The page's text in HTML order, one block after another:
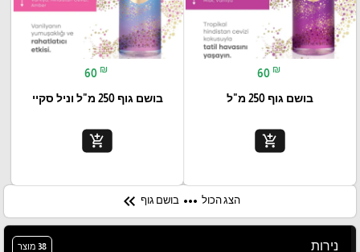
60 ₪
בושם גוף 250 מ"ל
add_shopping_cart
60 ₪
בושם גוף 250 מ"ל וניל סקיי
add_shopping_cart
הצג הכול more_horiz בושם גוף keyboard_double_arrow_left
נירות 38 מוצר